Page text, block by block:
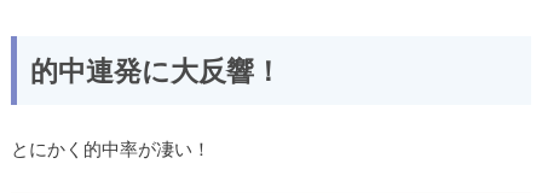
的中連発に大反響！
とにかく的中率が凄い！